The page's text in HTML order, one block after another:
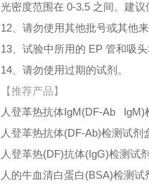
光密度范围在 0-3.5 之间。建议
12、请勿使用其他批号或其他
13、试验中所用的 EP 管和吸
14、请勿使用过期的试剂。
【推荐产品】
人登革热抗体IgM(DF-Ab IgM)
人登革热抗体(DF-Ab)检测试剂
人登革热(DF)抗体(IgG)检测试
人的牛血清白蛋白(BSA)检测试